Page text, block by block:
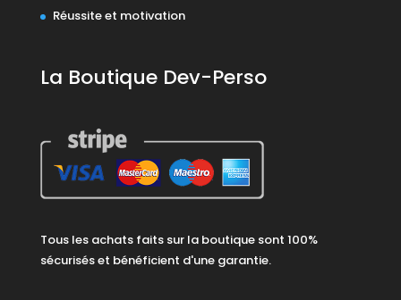
Réussite et motivation
La Boutique Dev-Perso
Tous les achats faits sur la boutique sont 100%
sécurisés et bénéficient d'une garantie.